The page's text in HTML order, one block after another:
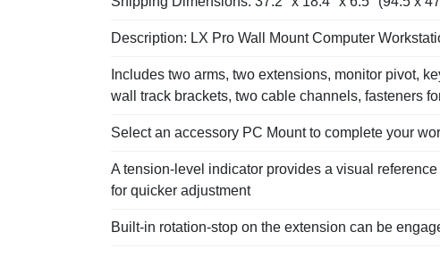
Description: LX Pro Wall Mount Computer
Includes two arms, two extensions, monitor pivot,
wall track brackets, two cable channels, fasteners
Select an accessory PC Mount to complete your
A tension-level indicator provides a visual
for quicker adjustment
Built-in rotation-stop on the extension can be